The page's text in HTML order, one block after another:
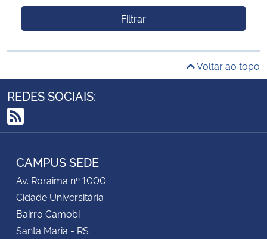
Filtrar
Voltar ao topo
REDES SOCIAIS:
RSS
CAMPUS SEDE
Av. Roraima nº 1000
Cidade Universitária
Bairro Camobi
Santa Maria - RS